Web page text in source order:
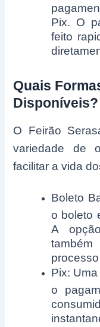
Pix. O
feito
Quais
Disponíveis?
O Feirão
variedade de
facilitar a vida
Boleto
o boleto
A
também
Pix:
o